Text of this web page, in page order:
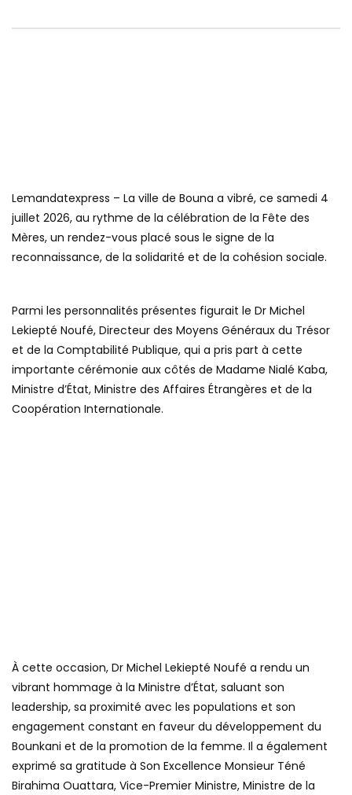
Lemandatexpress – La ville de Bouna a vibré, ce samedi 4
juillet 2026, au rythme de la célébration de la Fête des
Mères, un rendez-vous placé sous le signe de la
reconnaissance, de la solidarité et de la cohésion sociale.
Parmi les personnalités présentes figurait le Dr Michel
Lekiepté Noufé, Directeur des Moyens Généraux du Trésor
et de la Comptabilité Publique, qui a pris part à cette
importante cérémonie aux côtés de Madame Nialé Kaba,
Ministre d’État, Ministre des Affaires Étrangères et de la
Coopération Internationale.
À cette occasion, Dr Michel Lekiepté Noufé a rendu un
vibrant hommage à la Ministre d’État, saluant son
leadership, sa proximité avec les populations et son
engagement constant en faveur du développement du
Bounkani et de la promotion de la femme. Il a également
exprimé sa gratitude à Son Excellence Monsieur Téné
Birahima Ouattara, Vice-Premier Ministre, Ministre de la